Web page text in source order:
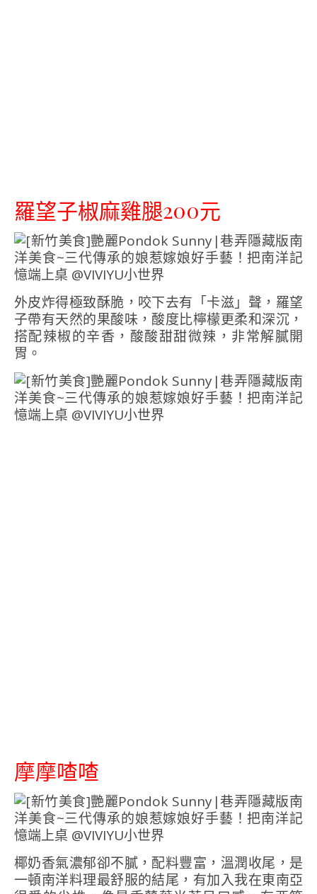
羅望子椒麻雞腿200元
外皮炸得極致酥脆，咬下去有「卡滋」聲，羅望
子帶有天然的果酸味，酸度比檸檬更柔和深沉，
搭配辣椒的辛香，酸酸甜甜微辣，非常解膩開
胃。
摩摩喳喳
椰奶香氣濃郁卻不膩，配料豐富，溫潤收尾，是
一頓南洋料理最舒服的結尾，有加入我在東南亞